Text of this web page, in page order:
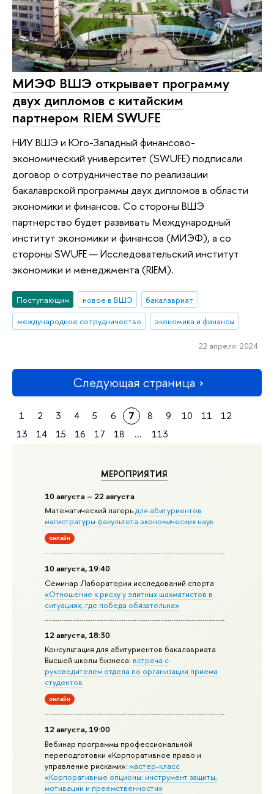
МЕРОПРИЯТИЯ
10 августа – 22 августа
Математический лагерьдля абитуриентов
магистратуры факультета экономических наук
онлайн
10 августа, 19:40
Семинар Лаборатории исследований спорта
«Отношение к риску у элитных шахматистов в
ситуациях, где победа обязательна»
12 августа, 18:30
Консультация для абитуриентов бакалавриата
Высшей школы бизнеса: встреча с
руководителем отдела по организации приема
студентов
онлайн
12 августа, 19:00
Вебинар программы профессиональной
переподготовки «Корпоративное право и
управление рисками»:мастер-класс
«Корпоративные опционы: инструмент защиты,
мотивации и преемственности»
МИЭФ ВШЭ открывает программу
двух дипломов с китайским
партнером RIEM SWUFE
НИУ ВШЭ и Юго-Западный финансово-
экономический университет (SWUFE) подписали
договор о сотрудничестве по реализации
бакалаврской программы двух дипломов в области
экономики и финансов. Со стороны ВШЭ
партнерство будет развивать Международный
институт экономики и финансов (МИЭФ), а со
стороны SWUFE — Исследовательский институт
экономики и менеджмента (RIEM).
Поступающим новое в ВШЭ
бакалавриат
международное сотрудничество
экономика и финансы
22 апреля 2024
Следующая страница
1 2 3 4 5 6 7 8 9 10 11
12
13
14 15 16 17 18 ... 113